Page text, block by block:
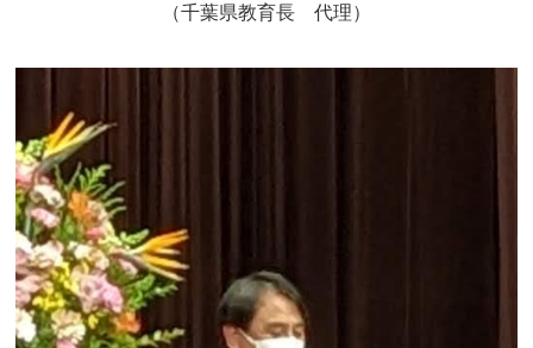
（千葉県教育長 代理）